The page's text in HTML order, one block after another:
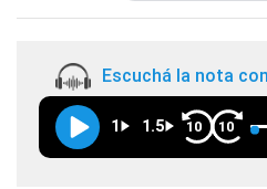
Escuchá la nota
1 1.5 10 10